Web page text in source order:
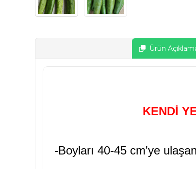
Ürün
KENDİ
-Boyları 40-45 cm'ye